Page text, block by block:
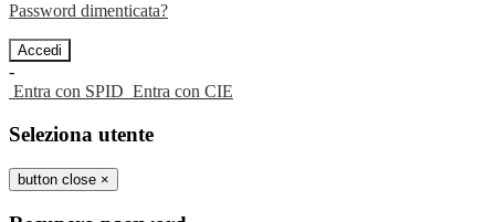
Password dimenticata?
-
Entra con SPID Entra con CIE
Seleziona utente
button close ×